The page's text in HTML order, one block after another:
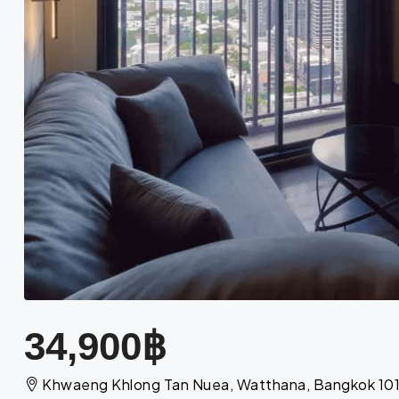
34,900฿
Khwaeng Khlong Tan Nuea, Watthana, Bangkok